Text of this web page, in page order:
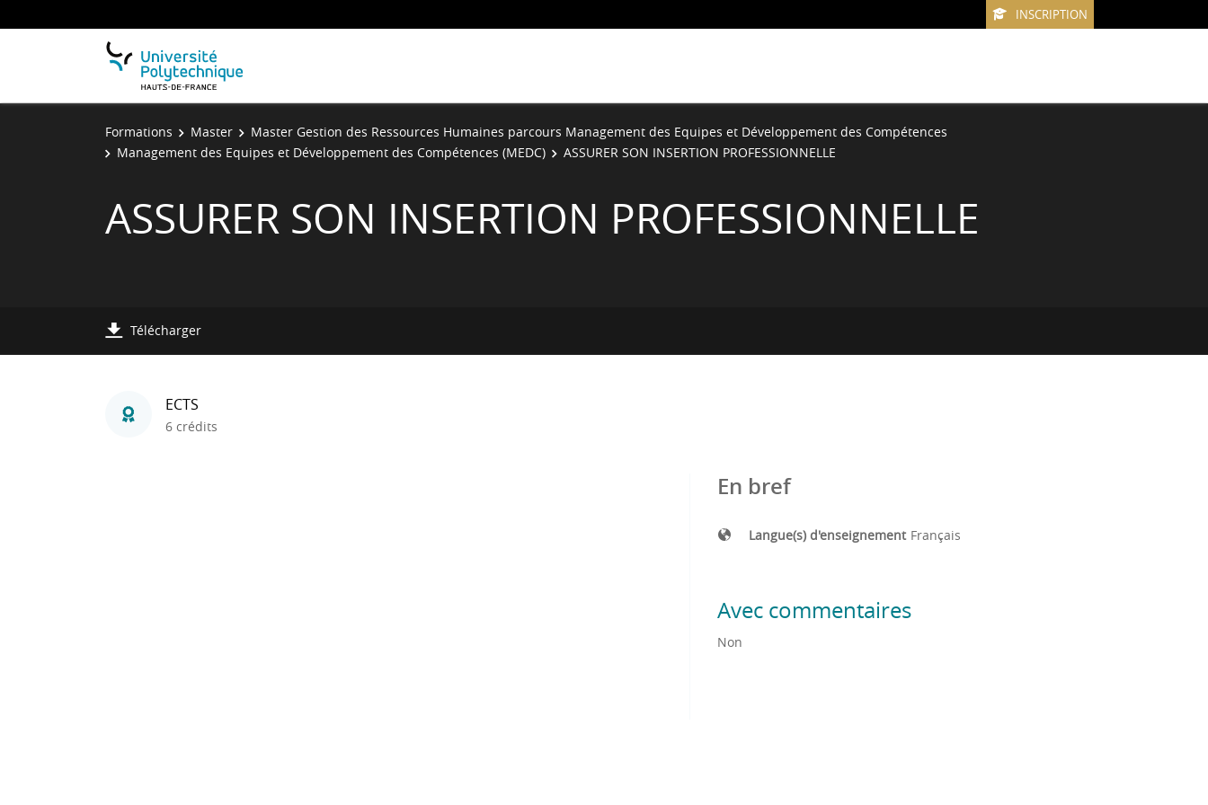
INSCRIPTION
Formations Master
Master Gestion des Ressources Humaines parcours Management des Equipes et Développement des Compétences
Management des Equipes et Développement des Compétences (MEDC)
ASSURER SON INSERTION PROFESSIONNELLE
ASSURER SON INSERTION PROFESSIONNELLE
Télécharger
ECTS
6 crédits
En bref
Langue(s) d'enseignement Français
Avec commentaires
Non